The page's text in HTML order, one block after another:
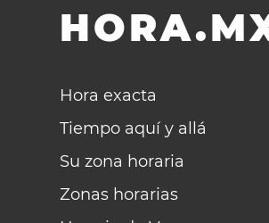
Hora exacta
Tiempo aquí y allá
Su zona horaria
Zonas horarias